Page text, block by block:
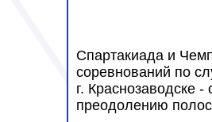
Спартакиада и
соревнований по
г. Краснозаводске
преодолению